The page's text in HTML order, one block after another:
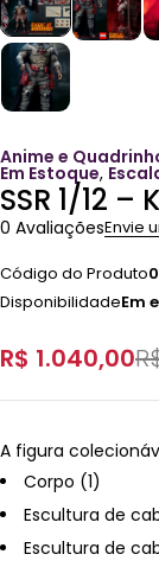
Anime e
Em Estoque,
SSR 1/12
0 AvaliaçõesEnvie
Código do Produto
DisponibilidadeEm
R$ 1.040,00
A figura
Corpo (1)
Escultura de
Escultura de